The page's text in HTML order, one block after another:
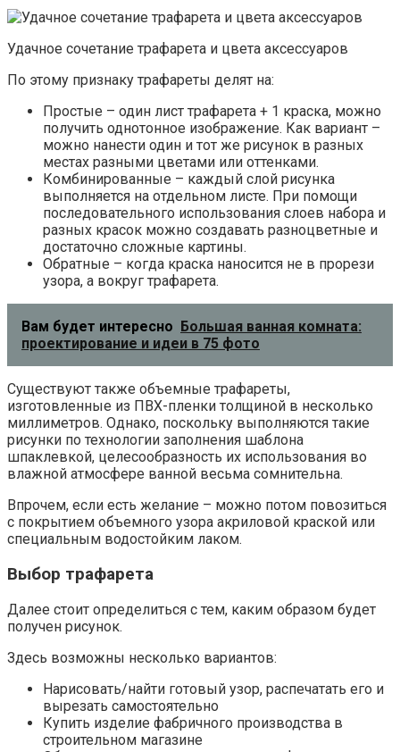
Удачное сочетание трафарета и цвета аксессуаров
По этому признаку трафареты делят на:
Простые – один лист трафарета + 1 краска, можно
получить однотонное изображение. Как вариант –
можно нанести один и тот же рисунок в разных
местах разными цветами или оттенками.
Комбинированные – каждый слой рисунка
выполняется на отдельном листе. При помощи
последовательного использования слоев набора и
разных красок можно создавать разноцветные и
достаточно сложные картины.
Обратные – когда краска наносится не в прорези
узора, а вокруг трафарета.
Вам будет интересно
Большая ванная комната:
проектирование и идеи в 75 фото
Существуют также объемные трафареты,
изготовленные из ПВХ-пленки толщиной в несколько
миллиметров. Однако, поскольку выполняются такие
рисунки по технологии заполнения шаблона
шпаклевкой, целесообразность их использования во
влажной атмосфере ванной весьма сомнительна.
Впрочем, если есть желание – можно потом повозиться
с покрытием объемного узора акриловой краской или
специальным водостойким лаком.
Выбор трафарета
Далее стоит определиться с тем, каким образом будет
получен рисунок.
Здесь возможны несколько вариантов:
Нарисовать/найти готовый узор, распечатать его и
вырезать самостоятельно
Купить изделие фабричного производства в
строительном магазине